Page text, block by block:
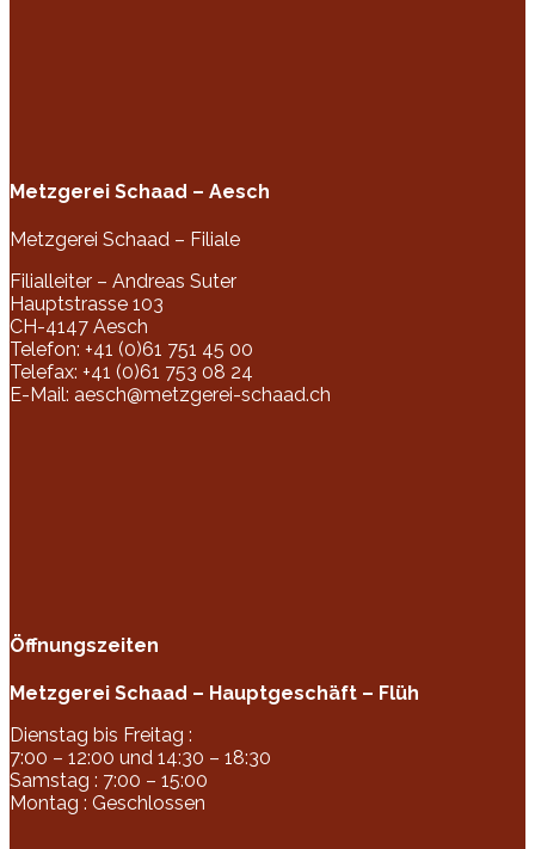
Metzgerei Schaad – Aesch
Metzgerei Schaad – Filiale
Filialleiter – Andreas Suter
Hauptstrasse 103
CH-4147 Aesch
Telefon: +41 (0)61 751 45 00
Telefax: +41 (0)61 753 08 24
E-Mail: aesch@metzgerei-schaad.ch
Öffnungszeiten
Metzgerei Schaad – Hauptgeschäft – Flüh
Dienstag bis Freitag :
7:00 – 12:00 und 14:30 – 18:30
Samstag : 7:00 – 15:00
Montag : Geschlossen